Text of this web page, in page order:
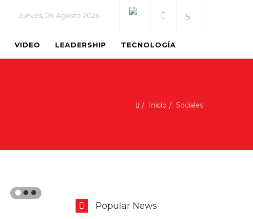
Jueves, 06 Agosto 2026
VIDEO LEADERSHIP TECNOLOGÍA
Inicio Sociales
Popular News